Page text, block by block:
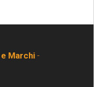
Marchi-